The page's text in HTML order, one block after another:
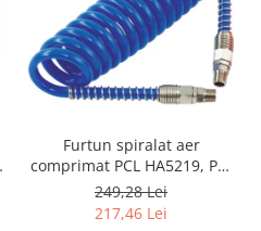
Furtun spiralat aer
comprimat PCL HA5219, PU,
8 x 12 mm, 10 m, filet 1/4"
BSP
249,28 Lei
217,46 Lei